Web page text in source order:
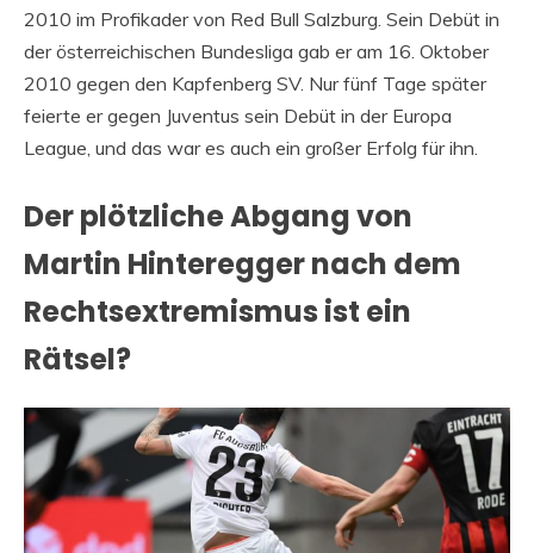
2010 im Profikader von Red Bull Salzburg. Sein Debüt in
der österreichischen Bundesliga gab er am 16. Oktober
2010 gegen den Kapfenberg SV. Nur fünf Tage später
feierte er gegen Juventus sein Debüt in der Europa
League, und das war es auch ein großer Erfolg für ihn.
Der plötzliche Abgang von
Martin Hinteregger nach dem
Rechtsextremismus ist ein
Rätsel?